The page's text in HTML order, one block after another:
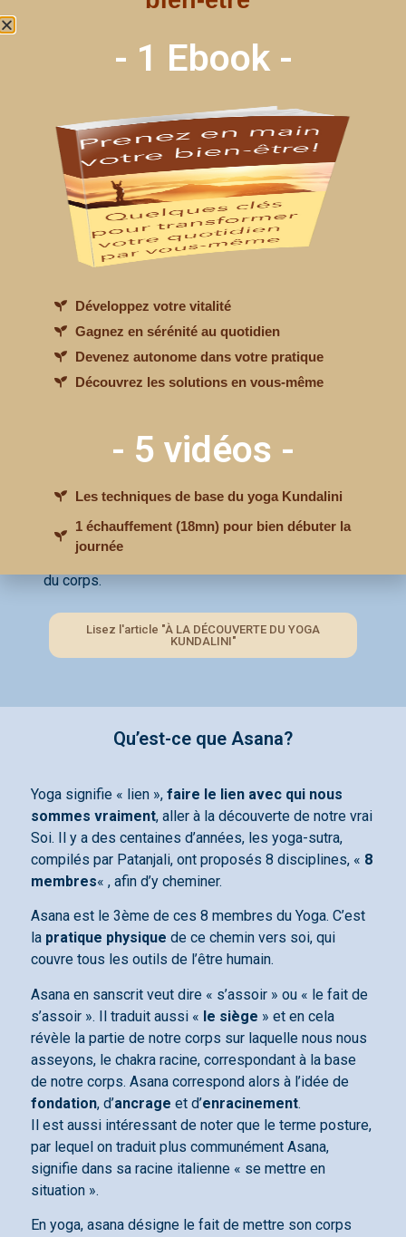
ASANA
Le terme Asana se traduit littéralement par «
Mais dans le yoga, il désigne autant la posture
rituelle. Dans une utilisation plus courante, il
indique une «
du corps.
Lisez l'article "À LA DÉCOUVERTE DU YOGA
KUNDALINI"
Qu’est-ce que Asana?
Yoga signifie « lien », faire le lien avec qui nous
sommes vraiment, aller à la découverte de notre vrai
Soi. Il y a des centaines d’années, les yoga-sutra,
compilés par Patanjali, ont proposés 8 disciplines, « 8
membres« , afin d’y cheminer.
Asana est le 3ème de ces 8 membres du Yoga. C’est
la pratique physique de ce chemin vers soi, qui
couvre tous les outils de l’être humain.
Asana en sanscrit veut dire « s’assoir » ou « le fait de
s’assoir ». Il traduit aussi « le siège » et en cela
révèle la partie de notre corps sur laquelle nous nous
asseyons, le chakra racine, correspondant à la base
de notre corps. Asana correspond alors à l’idée de
fondation, d’ancrage et d’enracinement.
Il est aussi intéressant de noter que le terme posture,
par lequel on traduit plus communément Asana,
signifie dans sa racine italienne « se mettre en
situation ».
En yoga, asana désigne le fait de mettre son corps
- 1 Ebook -
Développez votre vitalité
Gagnez en sérénité au quotidien
Devenez autonome dans votre pratique
Découvrez les solutions en vous-même
- 5 vidéos -
Les techniques de base du yoga Kundalini
1 échauffement (18mn) pour bien débuter la
journée
J'accède à MON GUIDE
GRATUIT